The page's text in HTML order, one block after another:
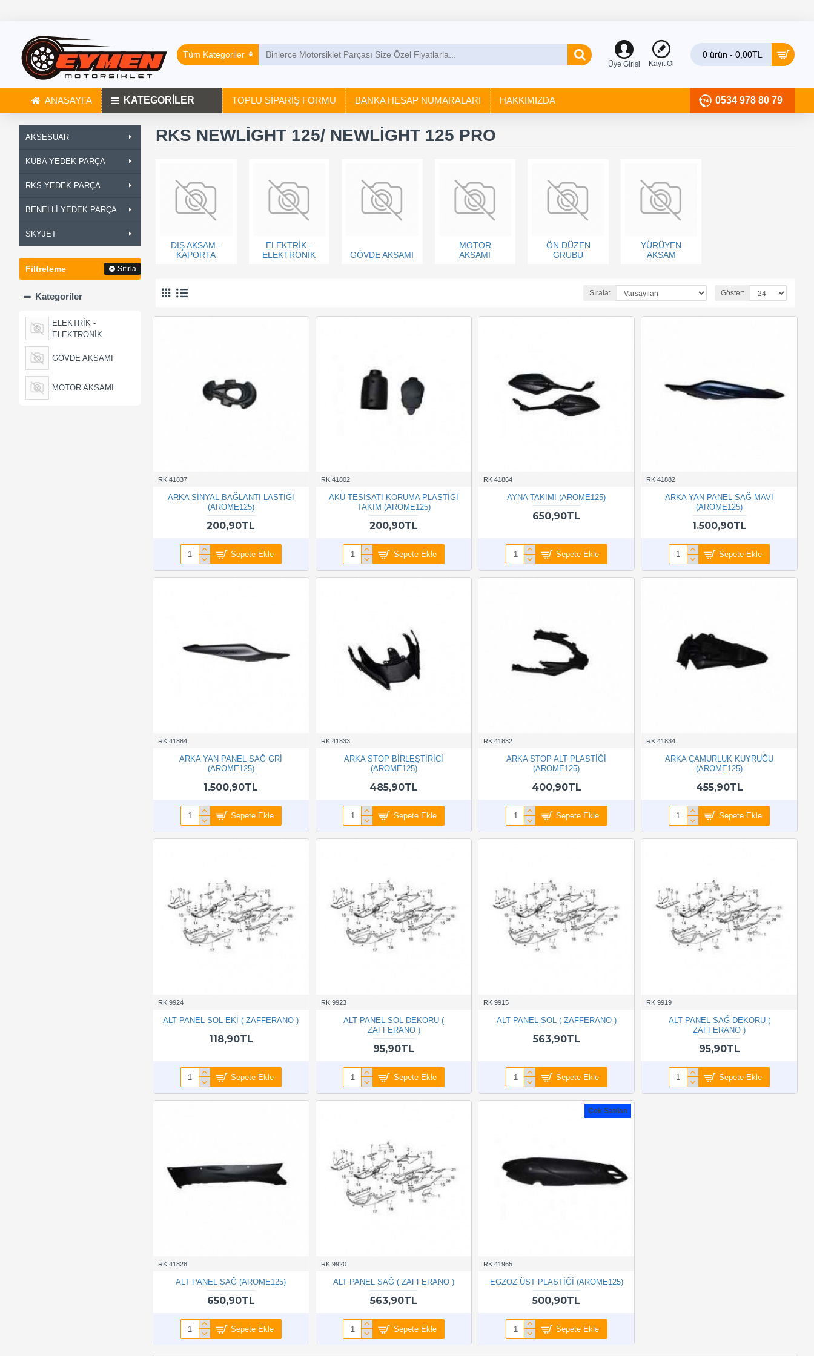
Tüm Kategoriler
Üye Girişi Kayıt Ol
0 ürün - 0,00TL
ANASAYFA KATEGORİLER TOPLU SİPARİŞ FORMU BANKA HESAP NUMARALARI HAKKIMIZDA 0534 978 80 79
AKSESUAR
KUBA YEDEK PARÇA
RKS YEDEK PARÇA
BENELLİ YEDEK PARÇA
SKYJET
Filtreleme Sıfırla
Kategoriler
ELEKTRİK -
ELEKTRONİK
GÖVDE AKSAMI
MOTOR AKSAMI
RKS NEWLİGHT 125/ NEWLİGHT 125 PRO
DIŞ AKSAM -
KAPORTA
ELEKTRİK -
ELEKTRONİK
GÖVDE AKSAMI
MOTOR
AKSAMI
ÖN DÜZEN
GRUBU
YÜRÜYEN
AKSAM
Sırala: Göster:
RK 41837
ARKA SİNYAL BAĞLANTI LASTİĞİ
(AROME125)
200,90TL
Sepete Ekle
RK 41802
AKÜ TESİSATI KORUMA PLASTİĞİ
TAKIM (AROME125)
200,90TL
Sepete Ekle
RK 41864
AYNA TAKIMI (AROME125)
650,90TL
Sepete Ekle
RK 41882
ARKA YAN PANEL SAĞ MAVİ
(AROME125)
1.500,90TL
Sepete Ekle
RK 41884
ARKA YAN PANEL SAĞ GRİ
(AROME125)
1.500,90TL
Sepete Ekle
RK 41833
ARKA STOP BİRLEŞTİRİCİ
(AROME125)
485,90TL
Sepete Ekle
RK 41832
ARKA STOP ALT PLASTİĞİ
(AROME125)
400,90TL
Sepete Ekle
RK 41834
ARKA ÇAMURLUK KUYRUĞU
(AROME125)
455,90TL
Sepete Ekle
RK 9924
ALT PANEL SOL EKİ ( ZAFFERANO )
118,90TL
Sepete Ekle
RK 9923
ALT PANEL SOL DEKORU (
ZAFFERANO )
95,90TL
Sepete Ekle
RK 9915
ALT PANEL SOL ( ZAFFERANO )
563,90TL
Sepete Ekle
RK 9919
ALT PANEL SAĞ DEKORU (
ZAFFERANO )
95,90TL
Sepete Ekle
RK 41828
ALT PANEL SAĞ (AROME125)
650,90TL
Sepete Ekle
RK 9920
ALT PANEL SAĞ ( ZAFFERANO )
563,90TL
Sepete Ekle
Çok Satılan
RK 41965
EGZOZ ÜST PLASTİĞİ (AROME125)
500,90TL
Sepete Ekle